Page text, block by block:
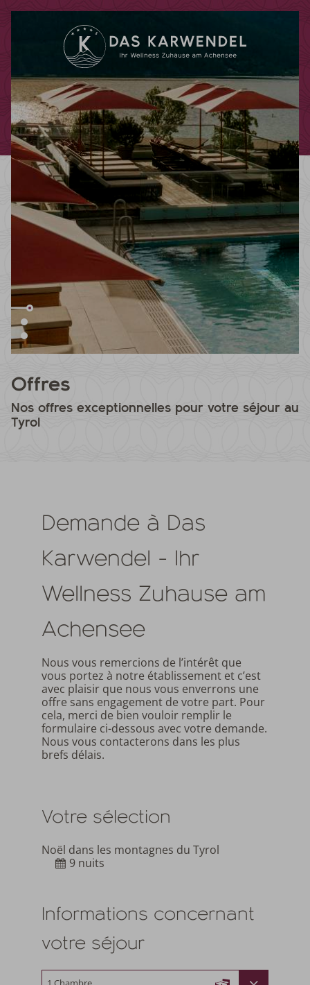
Offres
Nos offres exceptionnelles pour votre séjour au
Tyrol
Demande à Das
Karwendel - Ihr
Wellness Zuhause am
Achensee
Nous vous remercions de l’intérêt que
vous portez à notre établissement et c’est
avec plaisir que nous vous enverrons une
offre sans engagement de votre part. Pour
cela, merci de bien vouloir remplir le
formulaire ci-dessous avec votre demande.
Nous vous contacterons dans les plus
brefs délais.
Votre sélection
Noël dans les montagnes du Tyrol
9 nuits
Informations concernant
votre séjour